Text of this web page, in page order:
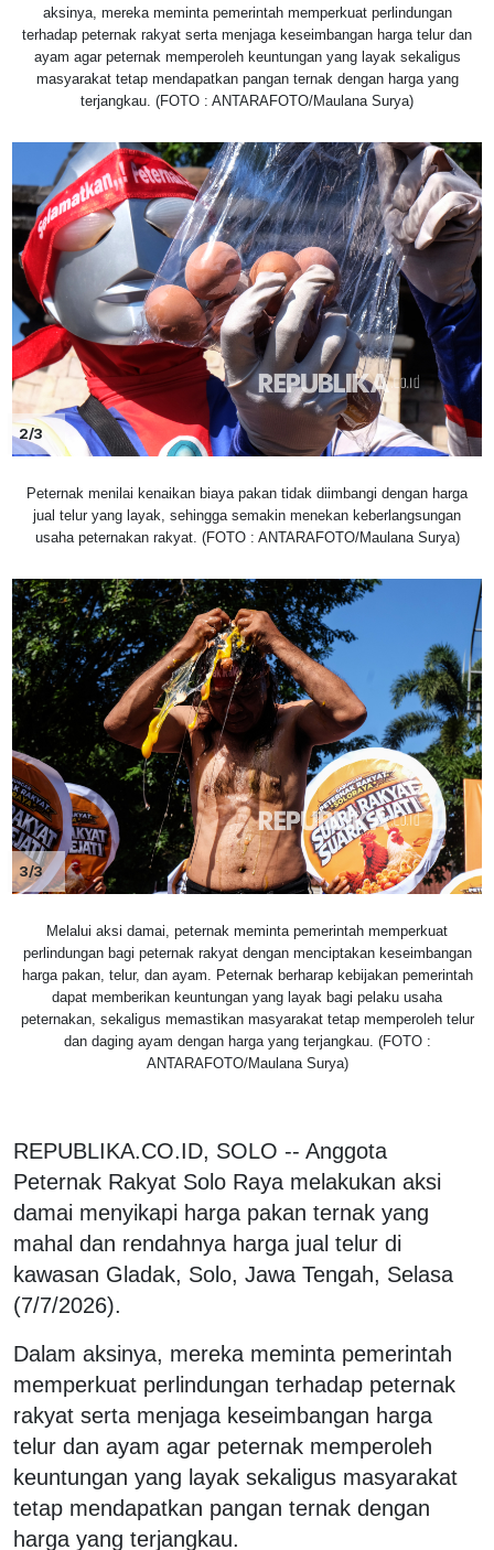
aksinya, mereka meminta pemerintah memperkuat perlindungan
terhadap peternak rakyat serta menjaga keseimbangan harga telur dan
ayam agar peternak memperoleh keuntungan yang layak sekaligus
masyarakat tetap mendapatkan pangan ternak dengan harga yang
terjangkau. (FOTO : ANTARAFOTO/Maulana Surya)
2/3
Peternak menilai kenaikan biaya pakan tidak diimbangi dengan harga
jual telur yang layak, sehingga semakin menekan keberlangsungan
usaha peternakan rakyat. (FOTO : ANTARAFOTO/Maulana Surya)
3/3
Melalui aksi damai, peternak meminta pemerintah memperkuat
perlindungan bagi peternak rakyat dengan menciptakan keseimbangan
harga pakan, telur, dan ayam. Peternak berharap kebijakan pemerintah
dapat memberikan keuntungan yang layak bagi pelaku usaha
peternakan, sekaligus memastikan masyarakat tetap memperoleh telur
dan daging ayam dengan harga yang terjangkau. (FOTO :
ANTARAFOTO/Maulana Surya)
REPUBLIKA.CO.ID, SOLO -- Anggota
Peternak Rakyat Solo Raya melakukan aksi
damai menyikapi harga pakan ternak yang
mahal dan rendahnya harga jual telur di
kawasan Gladak, Solo, Jawa Tengah, Selasa
(7/7/2026).
Dalam aksinya, mereka meminta pemerintah
memperkuat perlindungan terhadap peternak
rakyat serta menjaga keseimbangan harga
telur dan ayam agar peternak memperoleh
keuntungan yang layak sekaligus masyarakat
tetap mendapatkan pangan ternak dengan
harga yang terjangkau.